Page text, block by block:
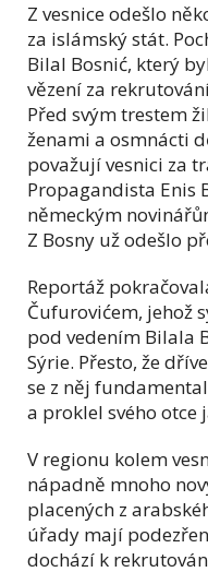
Z vesnice odešlo
za islámský stát.
Bilal Bosnić, který
vězení za
Před svým trestem
ženami a osmnácti
považují vesnici za
Propagandista Enis
německým
Z Bosny už odešlo
Reportáž
Čufurovićem, jehož
pod vedením Bilala
Sýrie. Přesto, že
se z něj
a proklel svého otce
V regionu kolem
nápadně mnoho
placených z
úřady mají
dochází k